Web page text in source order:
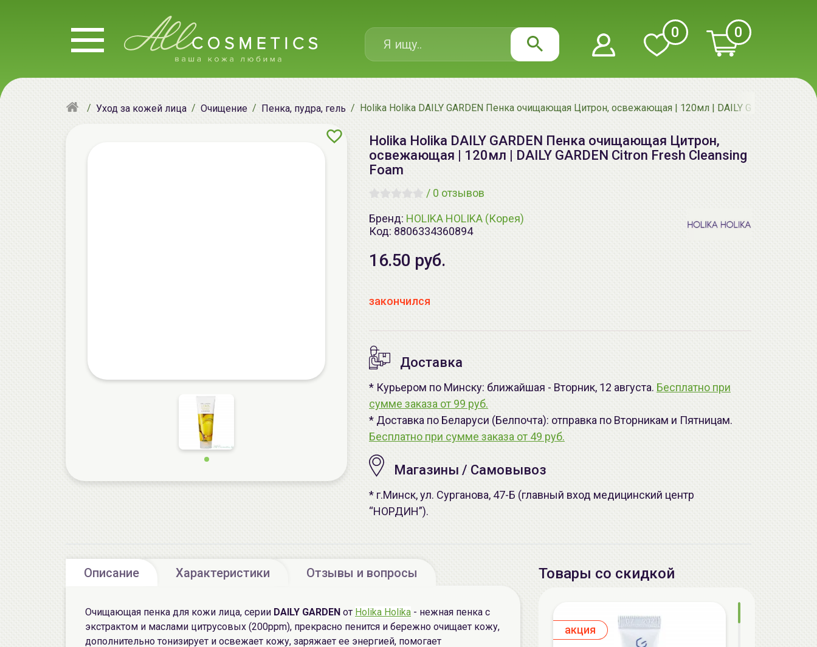
0 0
Уход за кожей лица Очищение Пенка, пудра, гель Holika Holika DAILY GARDEN Пенка очищающая Цитрон, освежающая | 120мл | DAILY GARDEN Citron
Holika Holika DAILY GARDEN Пенка очищающая Цитрон,
освежающая | 120мл | DAILY GARDEN Citron Fresh Cleansing
Foam
/ 0 отзывов
Бренд: HOLIKA HOLIKA (Корея)
Код: 8806334360894
16.50 руб.
закончился
Доставка
* Курьером по Минску: ближайшая - Вторник, 12 августа. Бесплатно при
сумме заказа от 99 руб.
* Доставка по Беларуси (Белпочта): отправка по Вторникам и Пятницам.
Бесплатно при сумме заказа от 49 руб.
Магазины / Самовывоз
* г.Минск, ул. Сурганова, 47-Б (главный вход медицинский центр
“НОРДИН”).
Описание Характеристики Отзывы и вопросы
Очищающая пенка для кожи лица, серии DAILY GARDEN от Holika Holika - нежная пенка с
экстрактом и маслами цитрусовых (200ppm), прекрасно пенится и бережно очищает кожу,
дополнительно тонизирует и освежает кожу, заряжает ее энергией, помогает
Товары со скидкой
aкция